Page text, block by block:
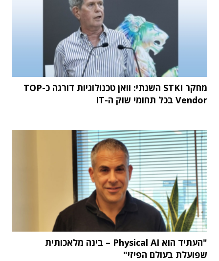
מחקר STKI השנתי: וואן טכנולוגיות דורגה כ-TOP
Vendor בכל תחומי שוק ה-IT
"העתיד הוא Physical AI – בינה מלאכותית
שפועלת בעולם הפיזי"